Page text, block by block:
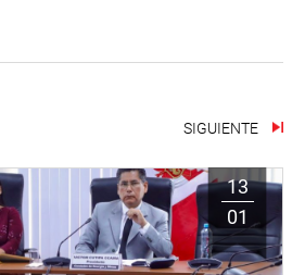
SIGUIENTE
13
01